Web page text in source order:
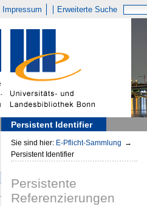
Impressum Erweiterte Suche
Persistent Identifier
Sie sind hier: E-Pflicht-Sammlung →
Persistent Identifier
Persistente
Referenzierungen